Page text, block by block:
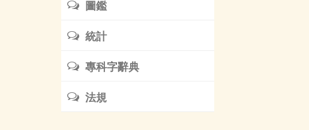
圖鑑
統計
專科字辭典
法規